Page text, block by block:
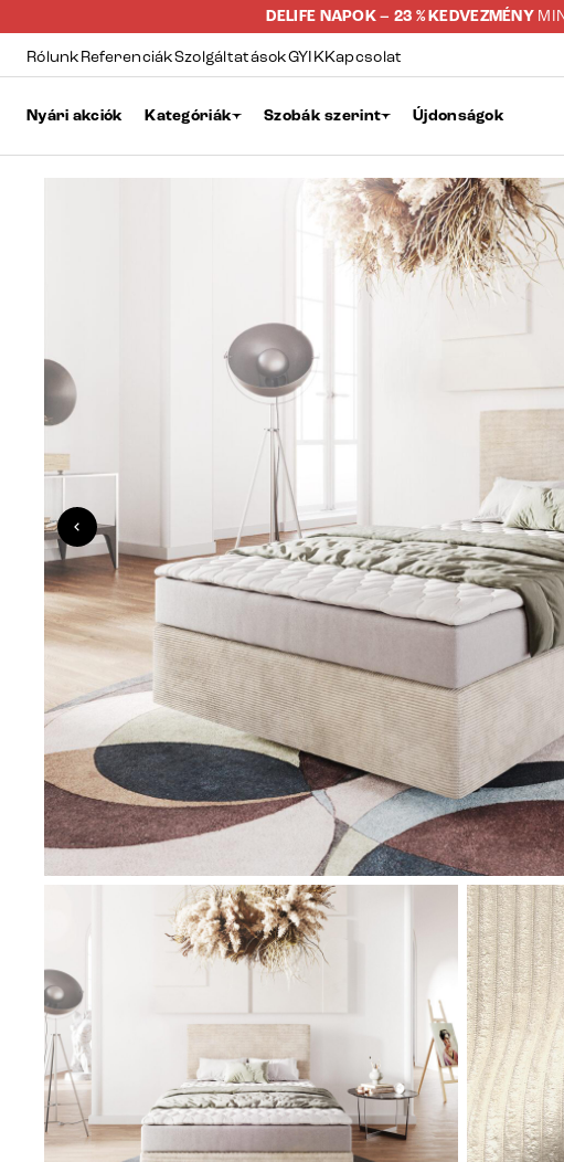
DELIFE NAPOK – 23 % KEDVEZMÉNY
RólunkReferenciákSzolgáltatásokGYIKKapcsolat
Nyári akciók Kategóriák Szobák szerint Újdonságok